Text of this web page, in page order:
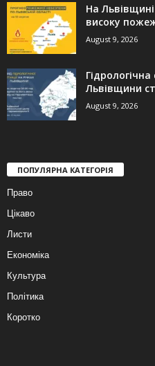
На
високу
August 9, 2026
Львівщини
August 9, 2026
ПОПУЛЯРНА КАТЕГОРІЯ
Право
Цікаво
Листи
Економіка
Культура
Політика
Коротко